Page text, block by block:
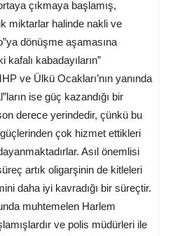
çıkmaya başlamış,
miktarlar halinde nakli ve
dönüşme aşamasına
kabadayıların”
ve Ülkü Ocakları’nın yanında
ise güç kazandığı bir
derece yerindedir, çünkü bu
çok hizmet ettikleri
Asıl önemlisi
artık oligarşinin de kitleleri
daha iyi kavradığı bir süreçtir.
muhtemelen Harlem
ve polis müdürleri ile